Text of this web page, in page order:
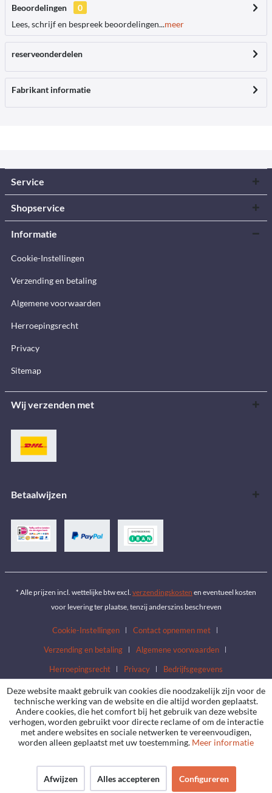
Beoordelingen
0
Lees, schrijf en bespreek beoordelingen...meer
reserveonderdelen
Fabrikant informatie
Service
Shopservice
Informatie
Cookie-Instellingen
Verzending en betaling
Algemene voorwaarden
Herroepingsrecht
Privacy
Sitemap
Wij verzenden met
Betaalwijzen
* Alle prijzen incl. wettelijke btw excl. verzendingskosten en eventueel kosten
voor levering ter plaatse, tenzij anderszins beschreven
Cookie-Instellingen
Contact opnemen met
Verzending en betaling
Algemene voorwaarden
Herroepingsrecht
Privacy Bedrijfsgegevens
Deze website maakt gebruik van cookies die noodzakelijk zijn voor de
technische werking van de website en die altijd worden geplaatst.
Andere cookies, die het comfort bij het gebruik van deze website
verhogen, worden gebruikt voor directe reclame of om de interactie
met andere websites en sociale netwerken te vereenvoudigen,
worden alleen geplaatst met uw toestemming. Meer informatie
Afwijzen Alles accepteren Configureren